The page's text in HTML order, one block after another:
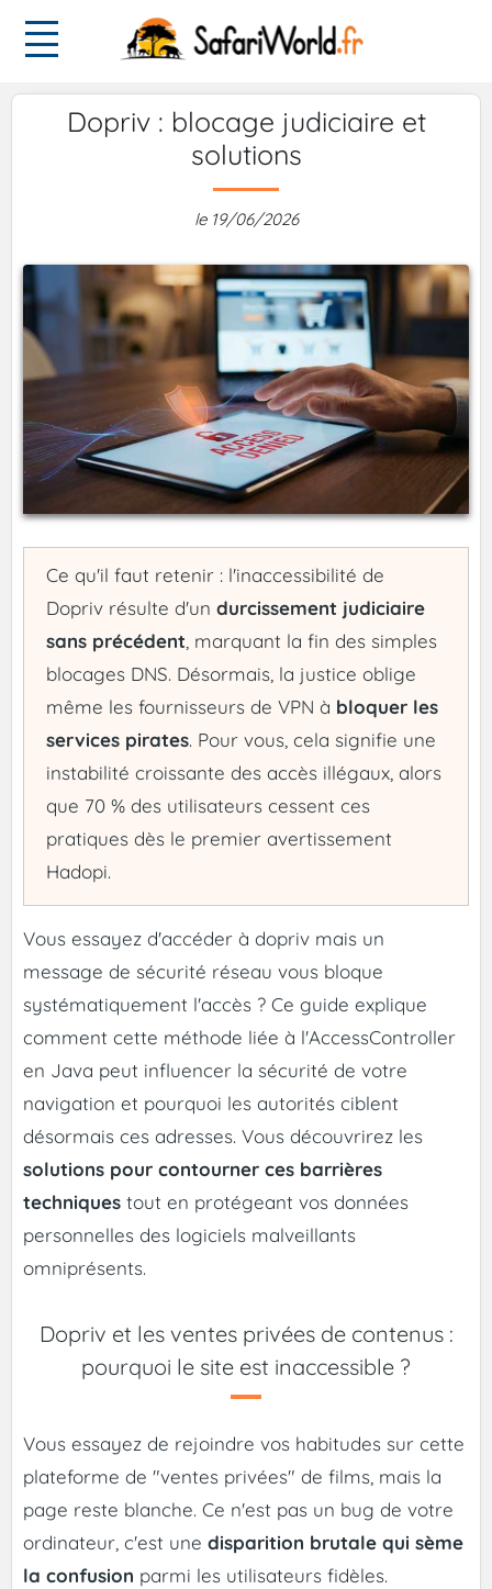
Dopriv : blocage judiciaire et
solutions
le 19/06/2026
Ce qu'il faut retenir : l'inaccessibilité de
Dopriv résulte d'un durcissement judiciaire
sans précédent , marquant la fin des simples
blocages DNS. Désormais, la justice oblige
même les fournisseurs de VPN à bloquer les
services pirates. Pour vous, cela signifie une
instabilité croissante des accès illégaux, alors
que 70 % des utilisateurs cessent ces
pratiques dès le premier avertissement
Hadopi.
Vous essayez d'accéder à dopriv mais un
message de sécurité réseau vous bloque
systématiquement l'accès ? Ce guide explique
comment cette méthode liée à l'AccessController
en Java peut influencer la sécurité de votre
navigation et pourquoi les autorités ciblent
désormais ces adresses. Vous découvrirez les
solutions pour contourner ces barrières
techniques tout en protégeant vos données
personnelles des logiciels malveillants
omniprésents.
Dopriv et les ventes privées de contenus :
pourquoi le site est inaccessible ?
Vous essayez de rejoindre vos habitudes sur cette
plateforme de "ventes privées" de films, mais la
page reste blanche. Ce n'est pas un bug de votre
ordinateur, c'est une disparition brutale qui sème
la confusion parmi les utilisateurs fidèles.